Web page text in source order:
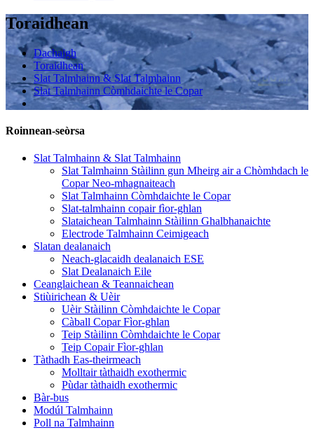
Toraidhean
Dachaigh
Toraidhean
Slat Talmhainn & Slat Talmhainn
Slat Talmhainn Còmhdaichte le Copar
Roinnean-seòrsa
Slat Talmhainn & Slat Talmhainn
Slat Talmhainn Stàilinn gun Mheirg air a Chòmhdach le
Copar Neo-mhagnaiteach
Slat Talmhainn Còmhdaichte le Copar
Slat-talmhainn copair fìor-ghlan
Slataichean Talmhainn Stàilinn Ghalbhanaichte
Electrode Talmhainn Ceimigeach
Slatan dealanaich
Neach-glacaidh dealanaich ESE
Slat Dealanaich Eile
Ceanglaichean & Teannaichean
Stiùirichean & Uèir
Uèir Stàilinn Còmhdaichte le Copar
Càball Copar Fìor-ghlan
Teip Stàilinn Còmhdaichte le Copar
Teip Copair Fìor-ghlan
Tàthadh Eas-theirmeach
Molltair tàthaidh exothermic
Pùdar tàthaidh exothermic
Bàr-bus
Modúl Talmhainn
Poll na Talmhainn